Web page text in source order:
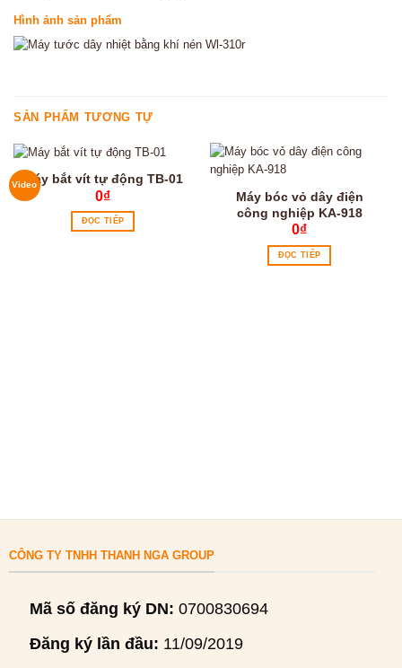
Hình ảnh sản phẩm
SẢN PHẨM TƯƠNG TỰ
VideoMáy bắt vít tự động TB-01
0₫
ĐỌC TIẾP
Máy bóc vỏ dây điện
công nghiệp KA-918
0₫
ĐỌC TIẾP
CÔNG TY TNHH THANH NGA GROUP
Mã số đăng ký DN: 0700830694
Đăng ký lần đầu: 11/09/2019